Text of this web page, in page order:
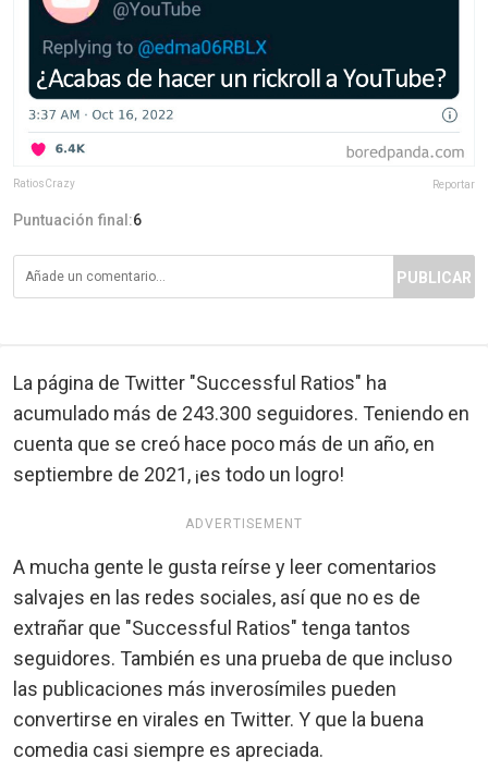
RatiosCrazy Reportar
Puntuación final:6
PUBLICAR
La página de Twitter "Successful Ratios" ha
acumulado más de 243.300 seguidores. Teniendo en
cuenta que se creó hace poco más de un año, en
septiembre de 2021, ¡es todo un logro!
ADVERTISEMENT
A mucha gente le gusta reírse y leer comentarios
salvajes en las redes sociales, así que no es de
extrañar que "Successful Ratios" tenga tantos
seguidores. También es una prueba de que incluso
las publicaciones más inverosímiles pueden
convertirse en virales en Twitter. Y que la buena
comedia casi siempre es apreciada.